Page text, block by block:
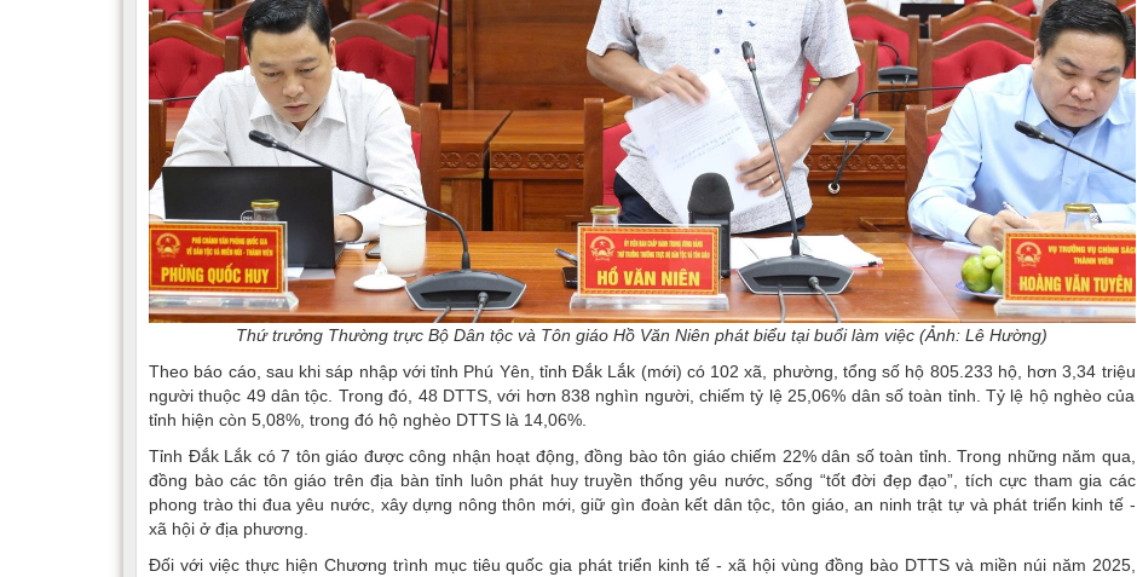
Thứ trưởng Thường trực Bộ Dân tộc và Tôn giáo Hồ Văn Niên phát biểu tại buổi làm việc (Ảnh: Lê Hường)
Theo báo cáo, sau khi sáp nhập với tỉnh Phú Yên, tỉnh Đắk Lắk (mới) có 102 xã, phường, tổng số hộ 805.233 hộ, hơn 3,34 triệu
người thuộc 49 dân tộc. Trong đó, 48 DTTS, với hơn 838 nghìn người, chiếm tỷ lệ 25,06% dân số toàn tỉnh. Tỷ lệ hộ nghèo của
tỉnh hiện còn 5,08%, trong đó hộ nghèo DTTS là 14,06%.
Tỉnh Đắk Lắk có 7 tôn giáo được công nhận hoạt động, đồng bào tôn giáo chiếm 22% dân số toàn tỉnh. Trong những năm qua,
đồng bào các tôn giáo trên địa bàn tỉnh luôn phát huy truyền thống yêu nước, sống “tốt đời đẹp đạo”, tích cực tham gia các
phong trào thi đua yêu nước, xây dựng nông thôn mới, giữ gìn đoàn kết dân tộc, tôn giáo, an ninh trật tự và phát triển kinh tế -
xã hội ở địa phương.
Đối với việc thực hiện Chương trình mục tiêu quốc gia phát triển kinh tế - xã hội vùng đồng bào DTTS và miền núi năm 2025,